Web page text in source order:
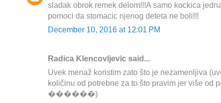
sladak obrok remek delom!!!A samo kockica
pomoci da stomacic njenog deteta ne boli!!!
December 10, 2016 at 12:01 PM
Radica Klencovljevic said...
Uvek menaž koristim zato što je nezamenljiva
količinu od potrebne za to što pravim jer više od
������)